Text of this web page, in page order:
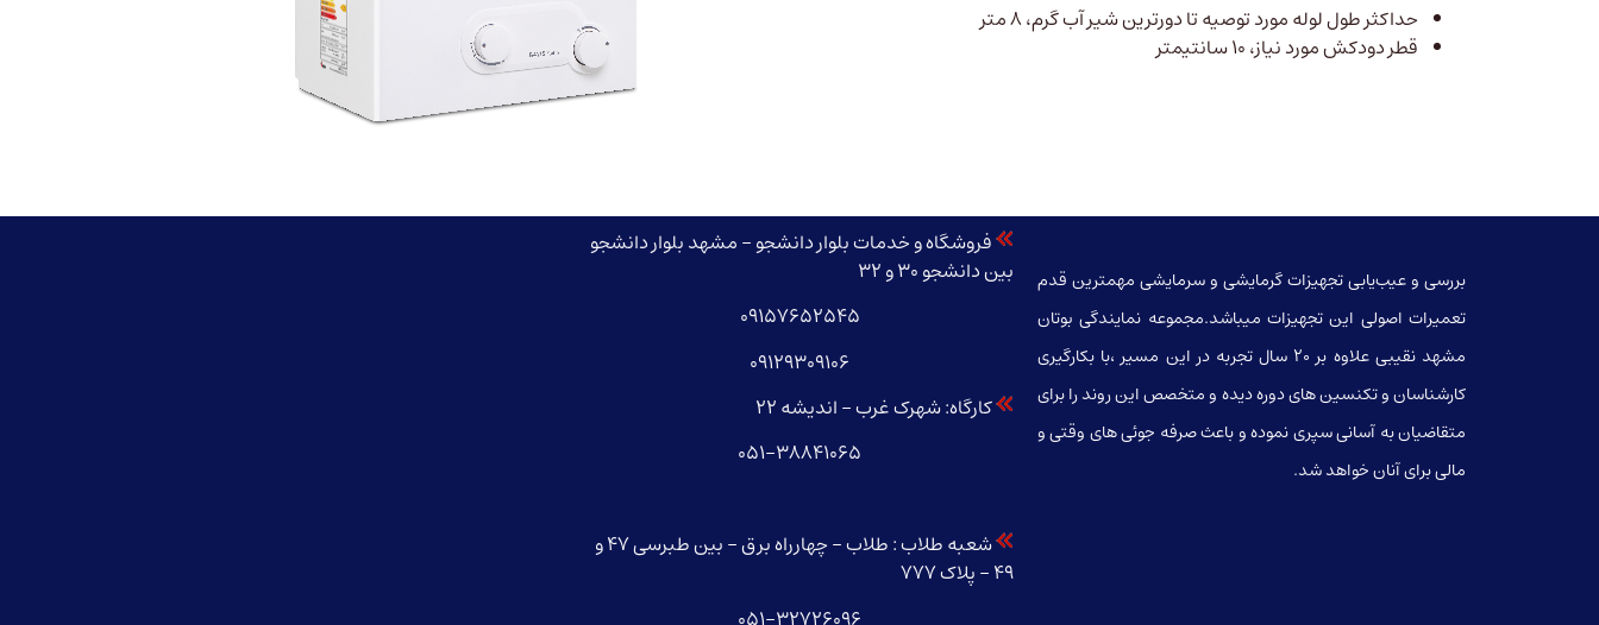
حداکثر طول لوله مورد توصیه تا دورترین شیر آب گرم، ۸ متر
قطر دودکش مورد نیاز، ۱۰ سانتیمتر
بررسی و عیب‌یابی تجهیزات گرمایشی و سرمایشی مهمترین قدم
تعمیرات اصولی این تجهیزات میباشد.مجموعه نمایندگی بوتان
مشهد نقیبی علاوه بر 20 سال تجربه در این مسیر ،با بکارگیری
کارشناسان و تکنسین های دوره دیده و متخصص این روند را برای
متقاضیان به آسانی سپری نموده و باعث صرفه جوئی های وقتی و
مالی برای آنان خواهد شد.
فروشگاه و خدمات بلوار دانشجو – مشهد بلوار دانشجو
بین دانشجو 30 و 32
09157652545
09129309106
کارگاه: شهرک غرب – اندیشه 22
051-38841065
شعبه طلاب : طلاب – چهارراه برق – بین طبرسی 47 و
49 – پلاک 777